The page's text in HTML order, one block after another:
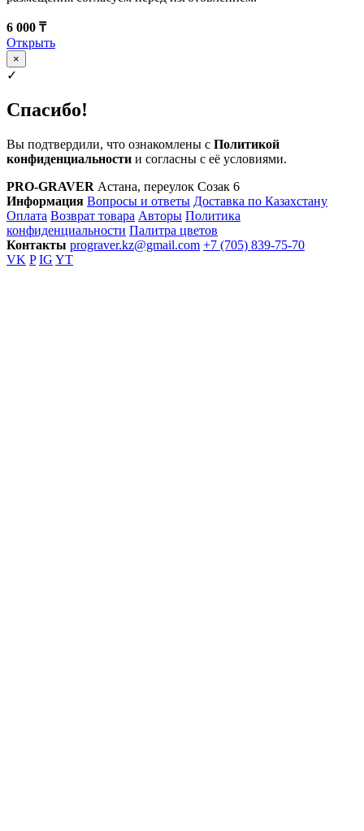
6 000 ₸
Открыть
×
✓
Спасибо!
Вы подтвердили, что ознакомлены с Политикой
конфиденциальности и согласны с её условиями.
PRO-GRAVER Астана, переулок Созак 6
Информация Вопросы и ответы Доставка по Казахстану
Оплата Возврат товара Авторы Политика
конфиденциальности Палитра цветов
Контакты prograver.kz@gmail.com +7 (705) 839-75-70
VK P IG YT